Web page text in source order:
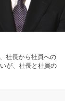
社長から社員への
が、社長と社員の